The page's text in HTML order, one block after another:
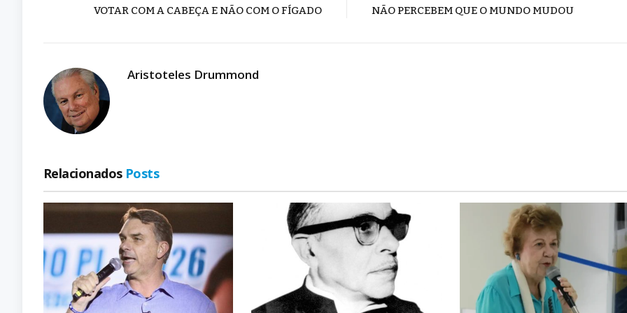
VOTAR COM A CABEÇA E NÃO COM O FÍGADO NÃO PERCEBEM QUE O MUNDO MUDOU
Aristoteles Drummond
Relacionados Posts